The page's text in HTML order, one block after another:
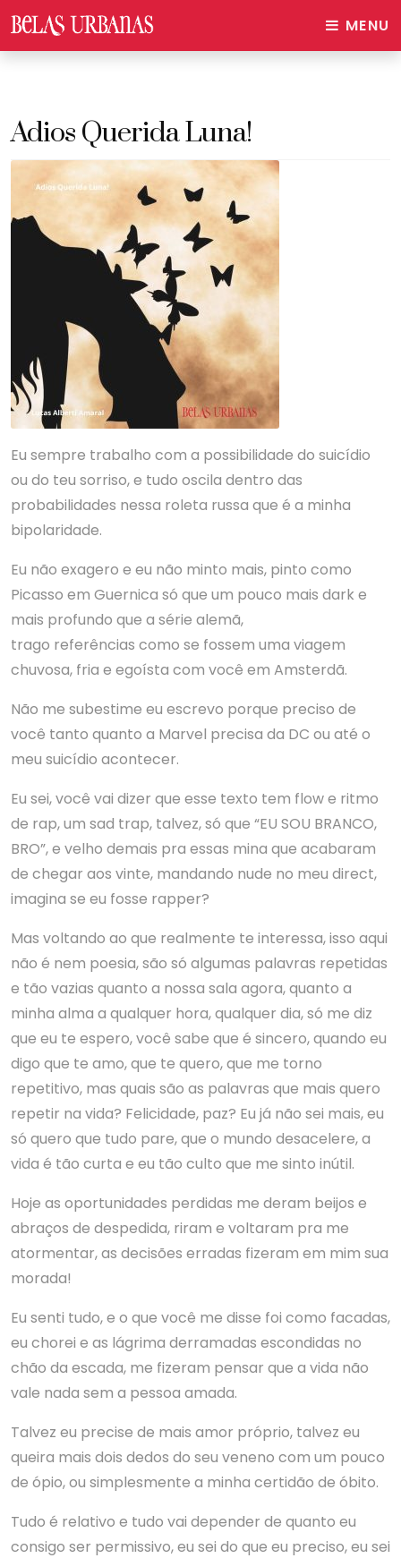
MENU
Adios Querida Luna!
Eu sempre trabalho com a possibilidade do suicídio
ou do teu sorriso, e tudo oscila dentro das
probabilidades nessa roleta russa que é a minha
bipolaridade.
Eu não exagero e eu não minto mais, pinto como
Picasso em Guernica só que um pouco mais dark e
mais profundo que a série alemã,
trago referências como se fossem uma viagem
chuvosa, fria e egoísta com você em Amsterdã.
Não me subestime eu escrevo porque preciso de
você tanto quanto a Marvel precisa da DC ou até o
meu suicídio acontecer.
Eu sei, você vai dizer que esse texto tem flow e ritmo
de rap, um sad trap, talvez, só que “EU SOU BRANCO,
BRO”, e velho demais pra essas mina que acabaram
de chegar aos vinte, mandando nude no meu direct,
imagina se eu fosse rapper?
Mas voltando ao que realmente te interessa, isso aqui
não é nem poesia, são só algumas palavras repetidas
e tão vazias quanto a nossa sala agora, quanto a
minha alma a qualquer hora, qualquer dia, só me diz
que eu te espero, você sabe que é sincero, quando eu
digo que te amo, que te quero, que me torno
repetitivo, mas quais são as palavras que mais quero
repetir na vida? Felicidade, paz? Eu já não sei mais, eu
só quero que tudo pare, que o mundo desacelere, a
vida é tão curta e eu tão culto que me sinto inútil.
Hoje as oportunidades perdidas me deram beijos e
abraços de despedida, riram e voltaram pra me
atormentar, as decisões erradas fizeram em mim sua
morada!
Eu senti tudo, e o que você me disse foi como facadas,
eu chorei e as lágrima derramadas escondidas no
chão da escada, me fizeram pensar que a vida não
vale nada sem a pessoa amada.
Talvez eu precise de mais amor próprio, talvez eu
queira mais dois dedos do seu veneno com um pouco
de ópio, ou simplesmente a minha certidão de óbito.
Tudo é relativo e tudo vai depender de quanto eu
consigo ser permissivo, eu sei do que eu preciso, eu sei